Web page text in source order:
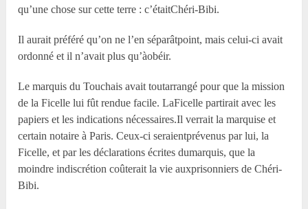
qu’une chose sur cette terre : c’étaitChéri-Bibi.
Il aurait préféré qu’on ne l’en séparâtpoint, mais celui-ci avait
ordonné et il n’avait plus qu’àobéir.
Le marquis du Touchais avait toutarrangé pour que la mission
de la Ficelle lui fût rendue facile. LaFicelle partirait avec les
papiers et les indications nécessaires.Il verrait la marquise et
certain notaire à Paris. Ceux-ci seraientprévenus par lui, la
Ficelle, et par les déclarations écrites dumarquis, que la
moindre indiscrétion coûterait la vie auxprisonniers de Chéri-
Bibi.